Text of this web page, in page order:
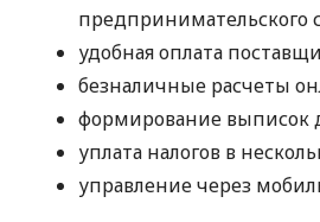
предпринимательского
удобная оплата
безналичные расчеты
формирование выписок
уплата налогов в
управление через